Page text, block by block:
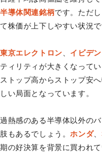
半導体関連銘柄です。ただ
て株価が上下しやすい状況で
東京エレクトロン イビデン
ティリティが大きくなって
ストップ⾼からストップ安
しい局⾯となっています。
過熱感のある半導体以外の
肢もあるでしょう。ホンダ、
期の好決算を背景に買われて